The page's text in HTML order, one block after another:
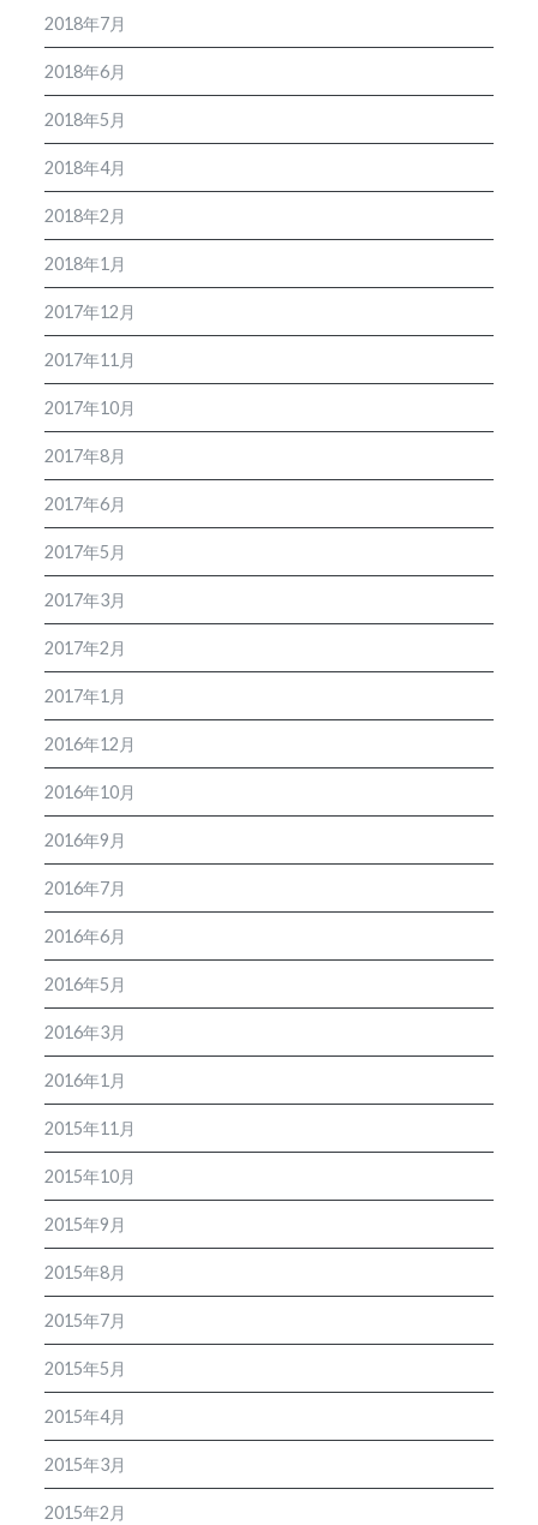
2018年7月
2018年6月
2018年5月
2018年4月
2018年2月
2018年1月
2017年12月
2017年11月
2017年10月
2017年8月
2017年6月
2017年5月
2017年3月
2017年2月
2017年1月
2016年12月
2016年10月
2016年9月
2016年7月
2016年6月
2016年5月
2016年3月
2016年1月
2015年11月
2015年10月
2015年9月
2015年8月
2015年7月
2015年5月
2015年4月
2015年3月
2015年2月